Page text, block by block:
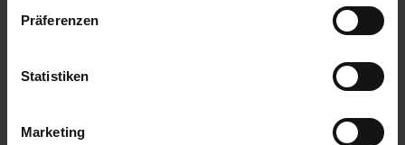
Präferenzen
Statistiken
Marketing
ZUM PRODUKT
WARENKORB